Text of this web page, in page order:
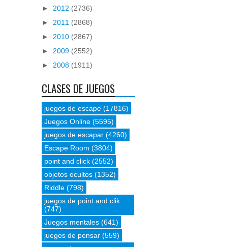
► 2012 (2736)
► 2011 (2868)
► 2010 (2867)
► 2009 (2552)
► 2008 (1911)
CLASES DE JUEGOS
juegos de escape (17816)
Juegos Online (5595)
juegos de escapar (4260)
Escape Room (3804)
point and click (2552)
objetos ocultos (1352)
Riddle (798)
juegos de point and clik
(747)
Juegos mentales (641)
juegos de pensar (559)